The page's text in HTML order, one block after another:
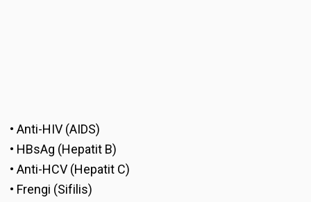
• Anti-HIV (AIDS)
• HBsAg (Hepatit B)
• Anti-HCV (Hepatit C)
• Frengi (Sifilis)